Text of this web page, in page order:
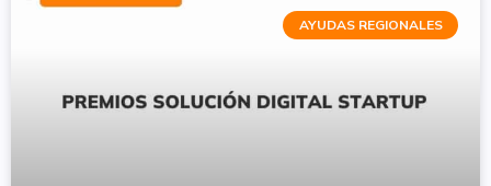
AYUDAS REGIONALES